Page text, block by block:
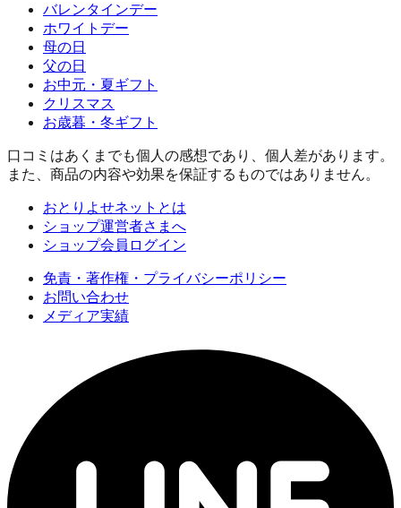
バレンタインデー
ホワイトデー
母の日
父の日
お中元・夏ギフト
クリスマス
お歳暮・冬ギフト
口コミはあくまでも個人の感想であり、個人差があります。
また、商品の内容や効果を保証するものではありません。
おとりよせネットとは
ショップ運営者さまへ
ショップ会員ログイン
免責・著作権・プライバシーポリシー
お問い合わせ
メディア実績